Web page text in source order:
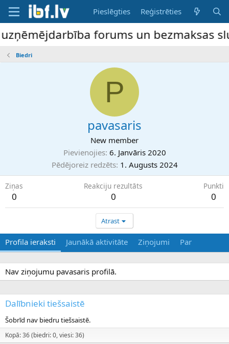
Pieslēgties Reģistrēties
forums un bezmaksas
Biedri
P
pavasaris
New member
Pievienojies 6. Janvāris 2020
Pēdējoreiz redzēts 1. Augusts 2024
Ziņas
0
Reakciju rezultāts
0
Punkti
0
Atrast
Profila ieraksti Jaunākā aktivitāte Ziņojumi Par
Nav ziņojumu pavasaris profilā.
Dalībnieki tiešsaistē
Šobrīd nav biedru tiešsaistē.
Kopā: 36 (biedri: 0, viesi: 36)